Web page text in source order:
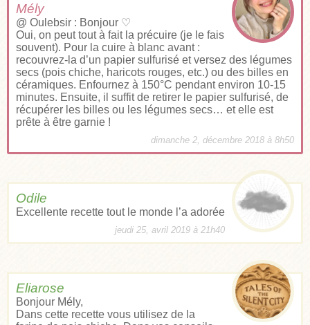
Mély
@ Oulebsir : Bonjour ♡
Oui, on peut tout à fait la précuire (je le fais
souvent). Pour la cuire à blanc avant :
recouvrez-la d’un papier sulfurisé et versez des légumes
secs (pois chiche, haricots rouges, etc.) ou des billes en
céramiques. Enfournez à 150°C pendant environ 10-15
minutes. Ensuite, il suffit de retirer le papier sulfurisé, de
récupérer les billes ou les légumes secs… et elle est
prête à être garnie !
dimanche 2, décembre 2018 à 8h50
Odile
Excellente recette tout le monde l’a adorée
jeudi 25, avril 2019 à 21h40
Eliarose
Bonjour Mély,
Dans cette recette vous utilisez de la